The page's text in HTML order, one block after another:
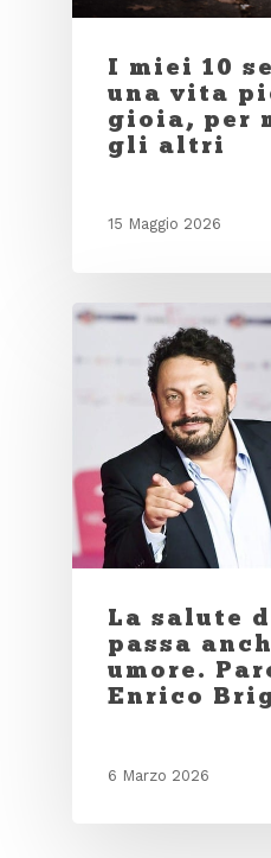
I miei 10
una vita
gioia, per
gli altri
15 Maggio 2026
La salute
passa
umore.
Enrico
6 Marzo 2026